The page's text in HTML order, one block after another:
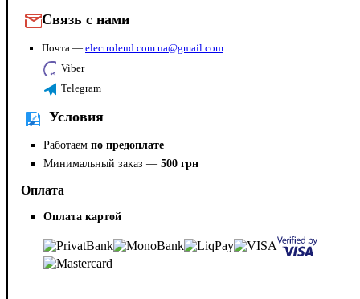
Связь с нами
Почта — electrolend.com.ua@gmail.com
Viber
Telegram
Условия
Работаем по предоплате
Минимальный заказ — 500 грн
Оплата
Оплата картой